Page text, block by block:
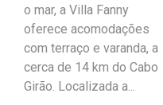
o mar, a Villa Fanny
oferece acomodações
com terraço e varanda, a
cerca de 14 km do Cabo
Girão. Localizada a...